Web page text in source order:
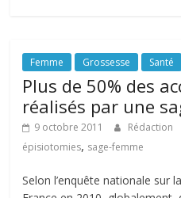
Femme Grossesse Santé
Plus de 50% des
réalisés par une
9 octobre 2011 Rédaction
épisiotomies, sage-femme
Selon l’enquête nationale sur